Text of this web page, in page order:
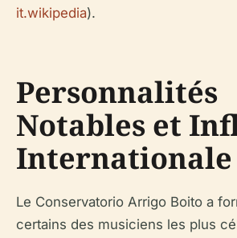
it.wikipedia).
Personnalités
Notables et
Internationale
Le Conservatorio Arrigo Boito a
certains des musiciens les plus